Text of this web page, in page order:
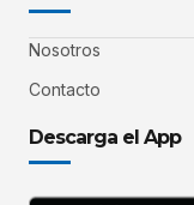
Nosotros
Contacto
Descarga el App